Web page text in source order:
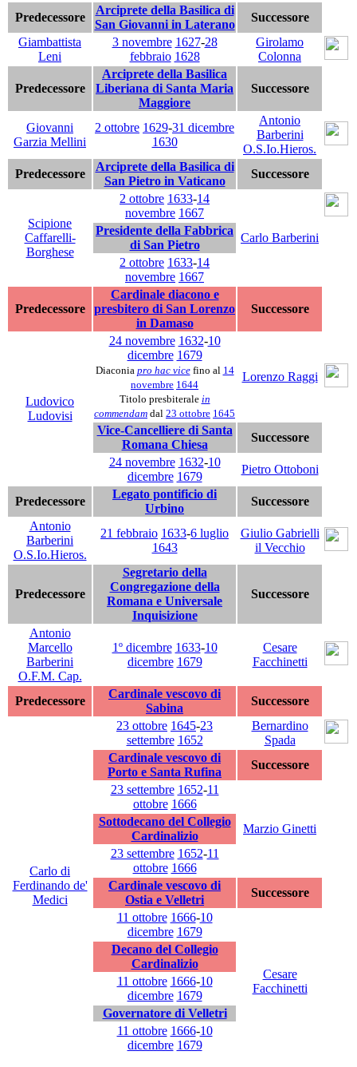
Predecessore
Arciprete della Basilica di
San Giovanni in Laterano
Successore
Giambattista
Leni
3 novembre 1627-28
febbraio 1628
Girolamo
Colonna
Predecessore
Arciprete della Basilica
Liberiana di Santa Maria
Maggiore
Successore
Giovanni
Garzia Mellini
2 ottobre 1629-31 dicembre
1630
Antonio
Barberini
O.S.Io.Hieros.
Predecessore
Arciprete della Basilica di
San Pietro in Vaticano
Successore
Scipione
Caffarelli-
Borghese
2 ottobre 1633-14
novembre 1667
Carlo Barberini
Presidente della Fabbrica
di San Pietro
2 ottobre 1633-14
novembre 1667
Predecessore
Cardinale diacono e
presbitero di San Lorenzo
in Damaso
Successore
Ludovico
Ludovisi
24 novembre 1632-10
dicembre 1679
Diaconia pro hac vicefino al 14
novembre 1644
Titolo presbiterale in
commendam dal 23 ottobre 1645
Lorenzo Raggi
Vice-Cancelliere di Santa
Romana Chiesa
Successore
24 novembre 1632-10
dicembre 1679
Pietro Ottoboni
Predecessore
Legato pontificio di
Urbino
Successore
Antonio
Barberini
O.S.Io.Hieros.
21 febbraio 1633-6 luglio
1643
Giulio Gabrielli
il Vecchio
Predecessore
Segretario della
Congregazione della
Romana e Universale
Inquisizione
Successore
Antonio
Marcello
Barberini
O.F.M. Cap.
1º dicembre 1633-10
dicembre 1679
Cesare
Facchinetti
Predecessore
Cardinale vescovo di
Sabina
Successore
Carlo di
Ferdinando de'
Medici
23 ottobre 1645-23
settembre 1652
Bernardino
Spada
Cardinale vescovo di
Porto e Santa Rufina
Successore
23 settembre 1652-11
ottobre 1666
Marzio Ginetti
Sottodecano del Collegio
Cardinalizio
23 settembre 1652-11
ottobre 1666
Cardinale vescovo di
Ostia e Velletri
Successore
11 ottobre 1666-10
dicembre 1679
Cesare
Facchinetti
Decano del Collegio
Cardinalizio
11 ottobre 1666-10
dicembre 1679
Governatore di Velletri
11 ottobre 1666-10
dicembre 1679